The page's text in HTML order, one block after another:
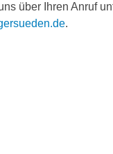
über Ihren Anruf
.